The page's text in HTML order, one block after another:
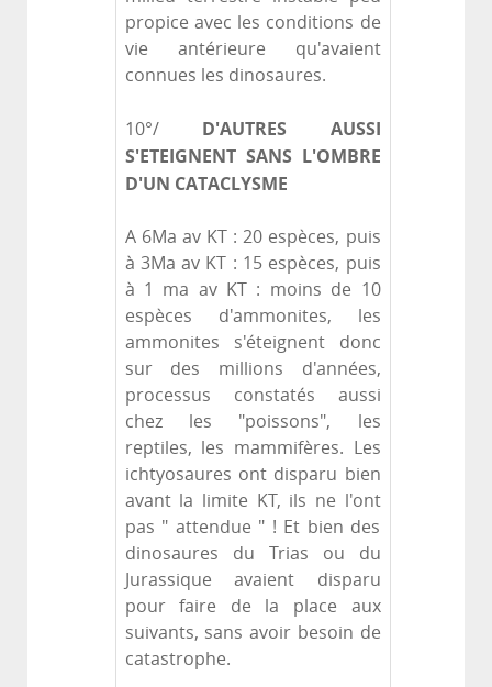
propice avec les conditions de
vie antérieure qu'avaient
connues les dinosaures.
10°/ D'AUTRES AUSSI
S'ETEIGNENT SANS L'OMBRE
D'UN CATACLYSME
A 6Ma av KT : 20 espèces, puis
à 3Ma av KT : 15 espèces, puis
à 1 ma av KT : moins de 10
espèces d'ammonites, les
ammonites s'éteignent donc
sur des millions d'années,
processus constatés aussi
chez les "poissons", les
reptiles, les mammifères. Les
ichtyosaures ont disparu bien
avant la limite KT, ils ne l'ont
pas " attendue " ! Et bien des
dinosaures du Trias ou du
Jurassique avaient disparu
pour faire de la place aux
suivants, sans avoir besoin de
catastrophe.